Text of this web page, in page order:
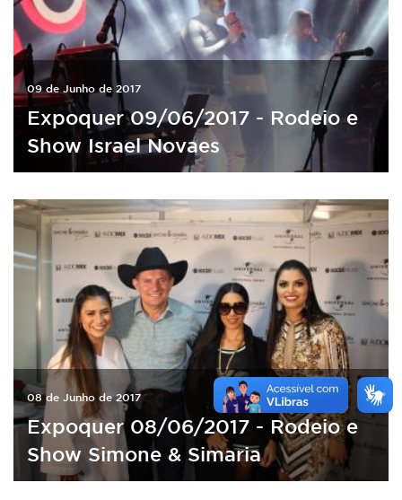
09 de Junho de 2017
Expoquer 09/06/2017 - Rodeio e
Show Israel Novaes
08 de Junho de 2017
Expoquer 08/06/2017 - Rodeio e
Show Simone & Simaria